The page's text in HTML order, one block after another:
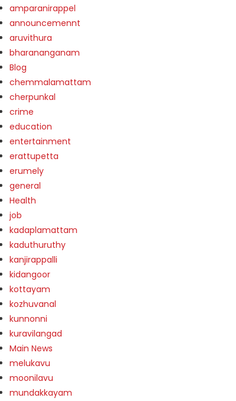
amparanirappel
announcemennt
aruvithura
bharananganam
Blog
chemmalamattam
cherpunkal
crime
education
entertainment
erattupetta
erumely
general
Health
job
kadaplamattam
kaduthuruthy
kanjirappalli
kidangoor
kottayam
kozhuvanal
kunnonni
kuravilangad
Main News
melukavu
moonilavu
mundakkayam